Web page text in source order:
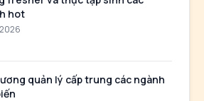
hot
quản lý cấp trung các ngành